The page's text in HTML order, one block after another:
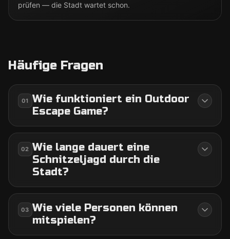
prüfen — die Stadt wartet schon.
Häufige Fragen
01
Wie funktioniert ein Outdoor
Escape Game?
02 Wie lange dauert eine
Schnitzeljagd durch die
Stadt?
03 Wie viele Personen können
mitspielen?